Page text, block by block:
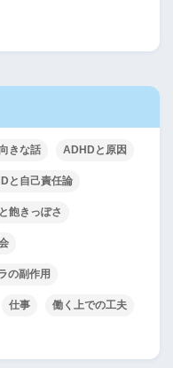
きな話 ADHDと原因
と自己責任論
飽きっぽさ
の副作用
仕事 働く上での工夫